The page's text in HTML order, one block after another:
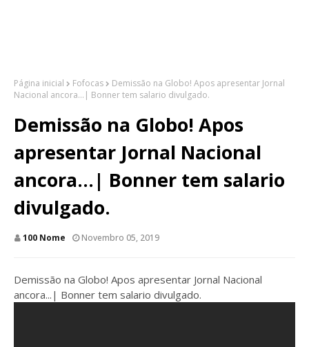
Página inicial Fofocas
Demissão na Globo! Apos apresentar Jornal
Nacional ancora...| Bonner tem salario divulgado.
Demissão na Globo! Apos
apresentar Jornal Nacional
ancora...| Bonner tem salario
divulgado.
100 Nome Novembro 05, 2019
Demissão na Globo! Apos apresentar Jornal Nacional
ancora...| Bonner tem salario divulgado.